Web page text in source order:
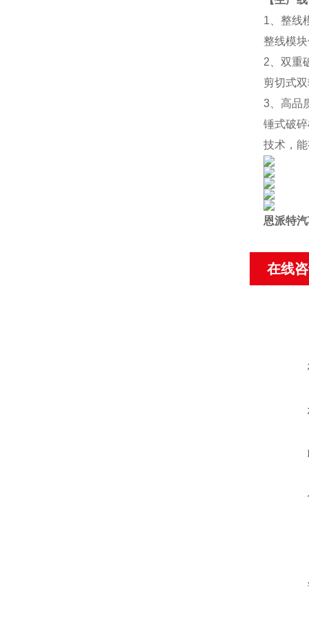
1、整线
整线模
2、双重
剪切式
3、高品
锤式破
技术，
恩派特
在线